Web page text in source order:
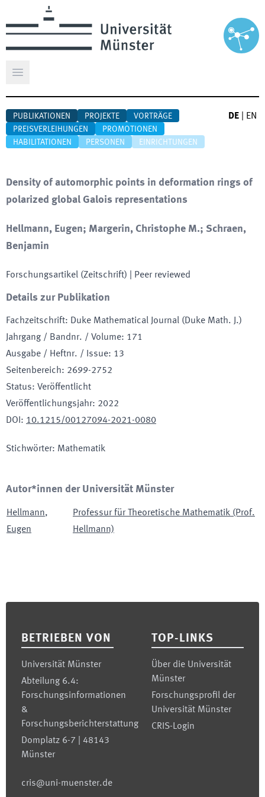
Hauptmenü öffnen
PUBLIKATIONEN PROJEKTE
VORTRÄGE
PREISVERLEIHUNGEN
PROMOTIONEN
HABILITATIONEN
PERSONEN EINRICHTUNGEN
DE EN
Density of automorphic points in deformation rings of
polarized global Galois representations
Hellmann, Eugen; Margerin, Christophe M.; Schraen,
Benjamin
Forschungsartikel (Zeitschrift) | Peer reviewed
Details zur Publikation
Fachzeitschrift: Duke Mathematical Journal (Duke Math. J.)
Jahrgang / Bandnr. / Volume: 171
Ausgabe / Heftnr. / Issue: 13
Seitenbereich: 2699-2752
Status: Veröffentlicht
Veröffentlichungsjahr: 2022
DOI : 10.1215/00127094-2021-0080
Stichwörter: Mathematik
Autor*innen der Universität Münster
Hellmann,
Eugen
Professur für Theoretische Mathematik (Prof.
Hellmann)
BETRIEBEN VON
Universität Münster
Abteilung 6.4:
Forschungsinformationen
&
Forschungsberichterstattung
Domplatz 6-7 | 48143
Münster
cris@uni-muenster.de
TOP-LINKS
Über die Universität
Münster
Forschungsprofil der
Universität Münster
CRIS-Login